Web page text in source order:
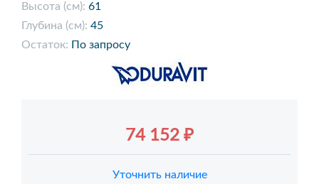
Высота (см): 61
Глубина (см): 45
Остаток: По запросу
74 152 ₽
Уточнить наличие